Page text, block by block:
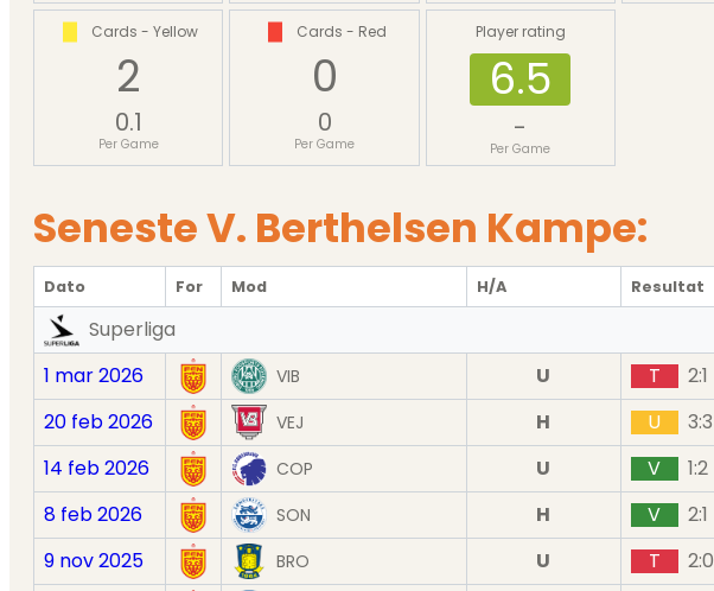
Cards - Yellow
2
0.1
Per Game
Cards - Red
0
0
Per Game
Player rating
6.5
-
Per Game
Seneste V. Berthelsen Kampe:
Dato For Mod H/A Resultat
Superliga
1 mar 2026
VIB U T 2:1
20 feb 2026 VEJ H U 3:3
14 feb 2026 COP U V 1:2
8 feb 2026 SON H V 2:1
9 nov 2025 BRO U T 2:0